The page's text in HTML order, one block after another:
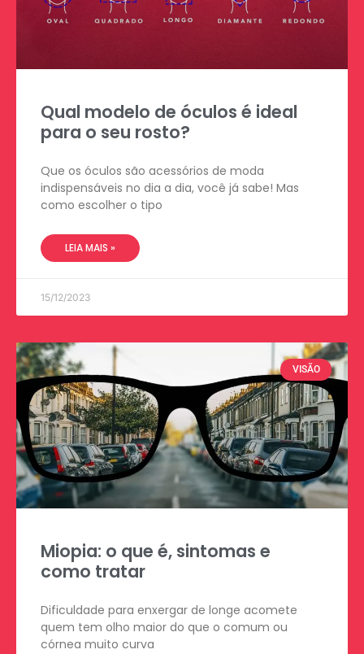
Qual modelo de óculos é ideal
para o seu rosto?
Que os óculos são acessórios de moda
indispensáveis no dia a dia, você já sabe! Mas
como escolher o tipo
LEIA MAIS »
15/12/2023
VISÃO
Miopia: o que é, sintomas e
como tratar
Dificuldade para enxergar de longe acomete
quem tem olho maior do que o comum ou
córnea muito curva